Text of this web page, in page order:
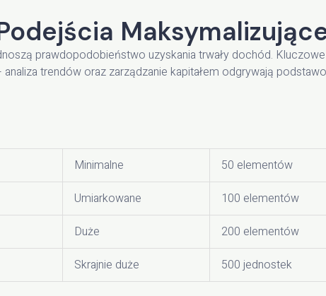
prawdopodobieństwo uzyskania trwały dochód.
trendów oraz zarządzanie kapitałem odgrywają
Minimalne 50 elementów
Umiarkowane 100 elementów
Duże 200 elementów
Skrajnie duże 500 jednostek